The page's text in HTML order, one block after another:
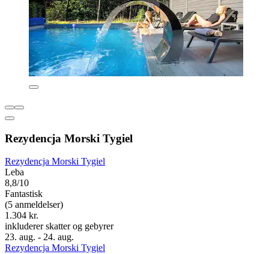
Rezydencja Morski Tygiel
Rezydencja Morski Tygiel
Leba
8,8/10
Fantastisk
(5 anmeldelser)
1.304 kr.
inkluderer skatter og gebyrer
23. aug. - 24. aug.
Rezydencja Morski Tygiel